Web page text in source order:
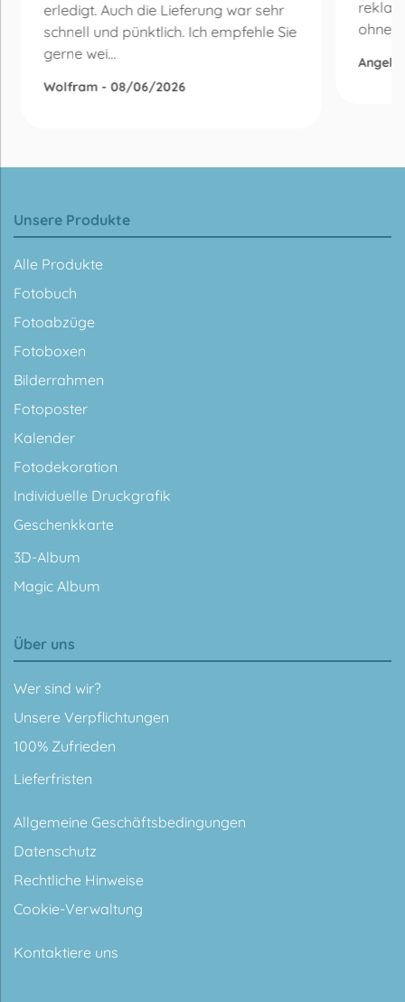
erledigt. Auch die Lieferung war sehr
schnell und pünktlich. Ich empfehle Sie
gerne wei...
Wolfram - 08/06/2026
ohne
Unsere Produkte
Alle Produkte
Fotobuch
Fotoabzüge
Fotoboxen
Bilderrahmen
Fotoposter
Kalender
Fotodekoration
Individuelle Druckgrafik
Geschenkkarte
3D-Album
Magic Album
Über uns
Wer sind wir?
Unsere Verpflichtungen
100% Zufrieden
Lieferfristen
Allgemeine Geschäftsbedingungen
Datenschutz
Rechtliche Hinweise
Cookie-Verwaltung
Kontaktiere uns